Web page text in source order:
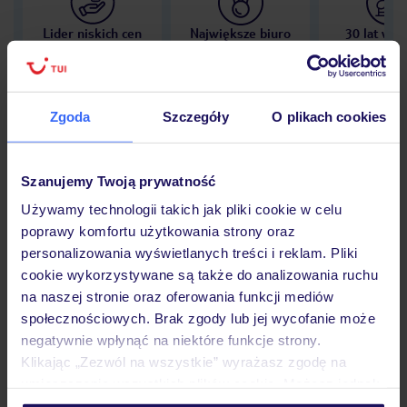
Zgoda Szczegóły O plikach cookies
Szanujemy Twoją prywatność
Używamy technologii takich jak pliki cookie w celu
poprawy komfortu użytkowania strony oraz
personalizowania wyświetlanych treści i reklam. Pliki
cookie wykorzystywane są także do analizowania ruchu
na naszej stronie oraz oferowania funkcji mediów
społecznościowych. Brak zgody lub jej wycofanie może
negatywnie wpłynąć na niektóre funkcje strony.
Klikając „Zezwól na wszystkie” wyrażasz zgodę na
Lider niskich cen
Największe biuro
30 lat w
Opinie
Pokoje
Wyżywienie